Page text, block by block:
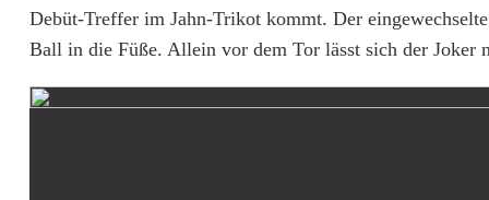
Debüt-Treffer im Jahn-Trikot kommt. Der
Ball in die Füße. Allein vor dem Tor lässt sich der Joker